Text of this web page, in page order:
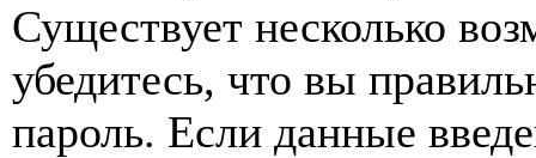
Существует несколько
убедитесь, что вы
пароль. Если данные